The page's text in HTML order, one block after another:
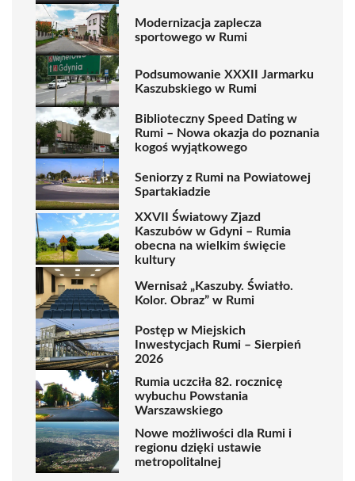
Modernizacja zaplecza
sportowego w Rumi
Podsumowanie XXXII Jarmarku
Kaszubskiego w Rumi
Biblioteczny Speed Dating w
Rumi – Nowa okazja do poznania
kogoś wyjątkowego
Seniorzy z Rumi na Powiatowej
Spartakiadzie
XXVII Światowy Zjazd
Kaszubów w Gdyni – Rumia
obecna na wielkim święcie
kultury
Wernisaż „Kaszuby. Światło.
Kolor. Obraz” w Rumi
Postęp w Miejskich
Inwestycjach Rumi – Sierpień
2026
Rumia uczciła 82. rocznicę
wybuchu Powstania
Warszawskiego
Nowe możliwości dla Rumi i
regionu dzięki ustawie
metropolitalnej